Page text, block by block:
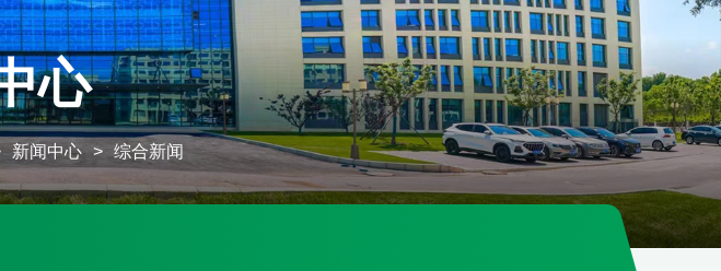
心
新闻中心 > 综合新闻